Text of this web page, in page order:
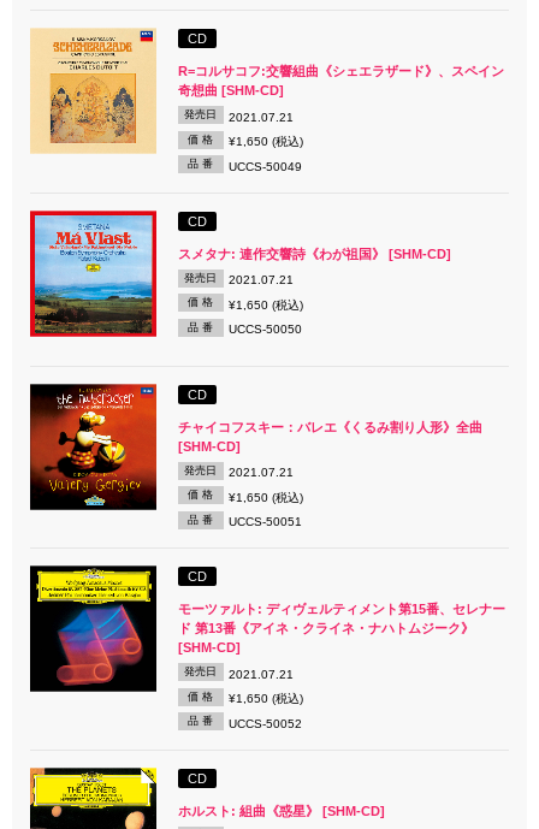
CD
R=コルサコフ:交響組曲《シェエラザード》、スペイン
奇想曲 [SHM-CD]
発売日 2021.07.21
価 格 ¥1,650 (税込)
品 番 UCCS-50049
CD
スメタナ: 連作交響詩《わが祖国》 [SHM-CD]
発売日 2021.07.21
価 格 ¥1,650 (税込)
品 番 UCCS-50050
CD
チャイコフスキー：バレエ《くるみ割り人形》全曲
[SHM-CD]
発売日 2021.07.21
価 格 ¥1,650 (税込)
品 番 UCCS-50051
CD
モーツァルト: ディヴェルティメント第15番、セレナー
ド 第13番《アイネ・クライネ・ナハトムジーク》
[SHM-CD]
発売日 2021.07.21
価 格 ¥1,650 (税込)
品 番 UCCS-50052
CD
ホルスト: 組曲《惑星》 [SHM-CD]